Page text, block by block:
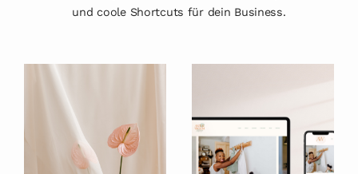
und coole Shortcuts für dein Business.